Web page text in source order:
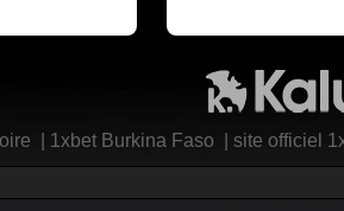
1xbet Burkina Faso site officiel